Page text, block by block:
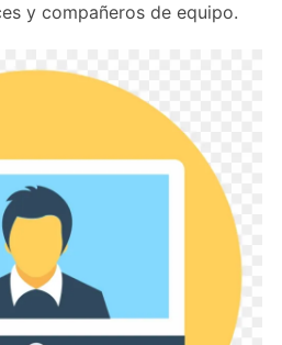
y compañeros de equipo.